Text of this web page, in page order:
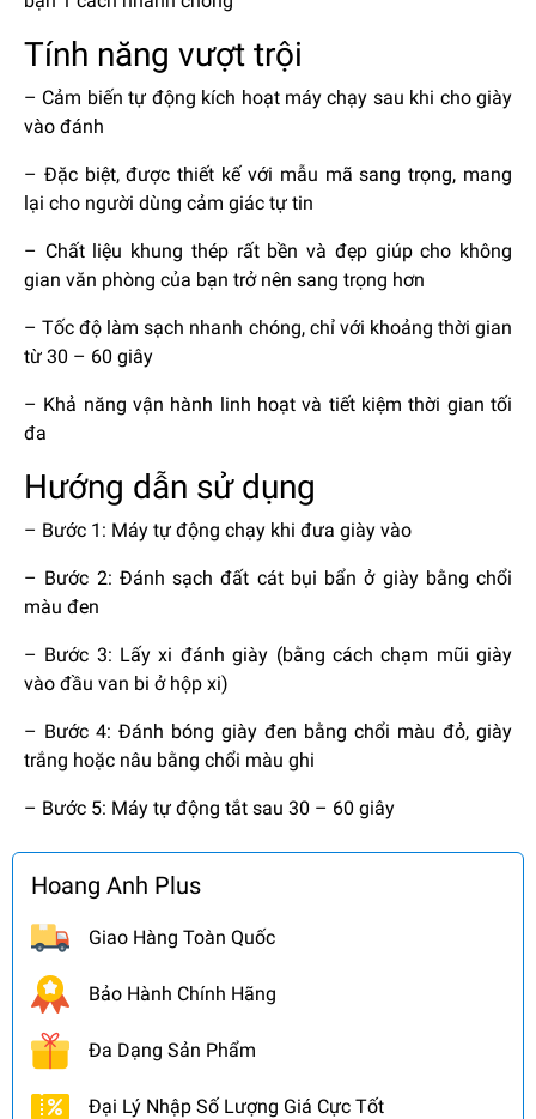
Tính năng vượt trội
– Cảm biến tự động kích hoạt máy chạy sau khi cho giày
vào đánh
– Đặc biệt, được thiết kế với mẫu mã sang trọng, mang
lại cho người dùng cảm giác tự tin
– Chất liệu khung thép rất bền và đẹp giúp cho không
gian văn phòng của bạn trở nên sang trọng hơn
– Tốc độ làm sạch nhanh chóng, chỉ với khoảng thời gian
từ 30 – 60 giây
– Khả năng vận hành linh hoạt và tiết kiệm thời gian tối
đa
Hướng dẫn sử dụng
– Bước 1: Máy tự động chạy khi đưa giày vào
– Bước 2: Đánh sạch đất cát bụi bẩn ở giày bằng chổi
màu đen
– Bước 3: Lấy xi đánh giày (bằng cách chạm mũi giày
vào đầu van bi ở hộp xi)
– Bước 4: Đánh bóng giày đen bằng chổi màu đỏ, giày
trắng hoặc nâu bằng chổi màu ghi
– Bước 5: Máy tự động tắt sau 30 – 60 giây
Hoang Anh Plus
Giao Hàng Toàn Quốc
Bảo Hành Chính Hãng
Đa Dạng Sản Phẩm
Đại Lý Nhập Số Lượng Giá Cực Tốt